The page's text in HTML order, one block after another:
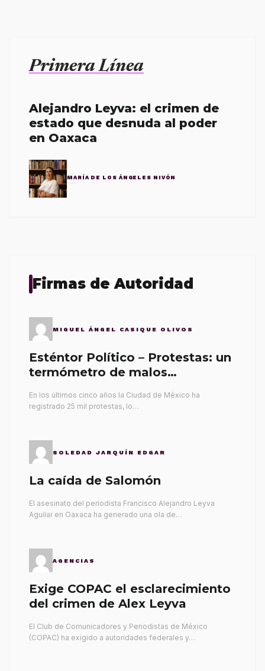
Primera Línea
Alejandro Leyva: el crimen de
estado que desnuda al poder
en Oaxaca
MARÍA DE LOS ÁNGELES NIVÓN
Firmas de Autoridad
MIGUEL ÁNGEL CASIQUE OLIVOS
Esténtor Político – Protestas: un
termómetro de malos
En los últimos cinco años la Ciudad de México ha
registrado 25 mil protestas, lo…
SOLEDAD JARQUÍN EDGAR
La caída de Salomón
El asesinato del periodista Francisco Alejandro Leyva
Aguilar en Oaxaca ha generado una ola de…
AGENCIAS
Exige COPAC el esclarecimiento
del crimen de Alex Leyva
El Club de Comunicadores y Periodistas de México
(COPAC) ha exigido a autoridades federales y…